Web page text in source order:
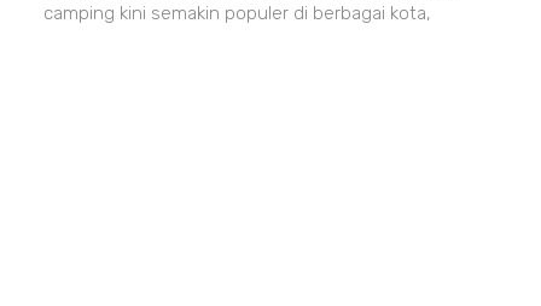
camping kini semakin populer di berbagai kota,